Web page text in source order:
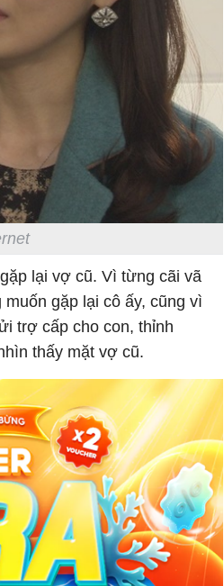
lại vợ cũ. Vì từng cãi vã
gặp lại cô ấy, cũng vì
trợ cấp cho con, thỉnh
thấy mặt vợ cũ.